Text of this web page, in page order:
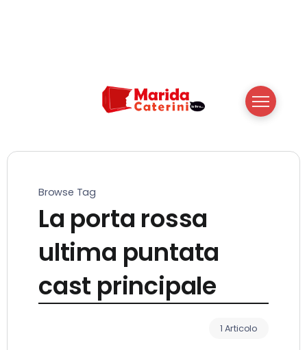
Browse Tag
La porta rossa
ultima puntata
cast principale
1 Articolo